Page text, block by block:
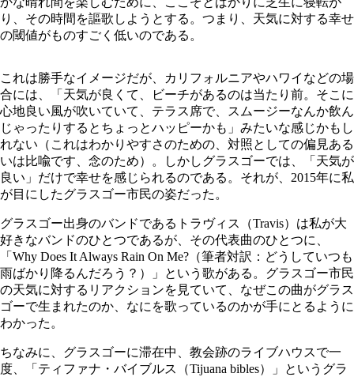
り、その時間を謳歌しようとする。つまり、天気に対する幸せ
の閾値がものすごく低いのである。
これは勝手なイメージだが、カリフォルニアやハワイなどの場
合には、「天気が良くて、ビーチがあるのは当たり前。そこに
心地良い風が吹いていて、テラス席で、スムージーなんか飲ん
じゃったりするとちょっとハッピーかも」みたいな感じかもし
れない（これはわかりやすさのための、対照としての偏見ある
いは比喩です、念のため）。しかしグラスゴーでは、「天気が
良い」だけで幸せを感じられるのである。それが、2015年に私
が目にしたグラスゴー市民の姿だった。
グラスゴー出身のバンドであるトラヴィス（Travis）は私が大
好きなバンドのひとつであるが、その代表曲のひとつに、
「Why Does It Always Rain On Me?（筆者対訳：どうしていつも
雨ばかり降るんだろう？）」という歌がある。グラスゴー市民
の天気に対するリアクションを見ていて、なぜこの曲がグラス
ゴーで生まれたのか、なにを歌っているのかが手にとるように
わかった。
ちなみに、グラスゴーに滞在中、教会跡のライブハウスで一
度、「ティファナ・バイブルス（Tijuana bibles）」というグラ